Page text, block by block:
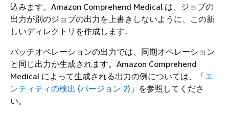
込みます。Amazon Comprehend Medical は、ジョブの
出力が別のジョブの出力を上書きしないように、この新
しいディレクトリを作成します。
バッチオペレーションの出力では、同期オペレーション
と同じ出力が生成されます。Amazon Comprehend
Medical によって生成される出力の例については、「エ
ンティティの検出 (バージョン 2) 」を参照してくださ
い。